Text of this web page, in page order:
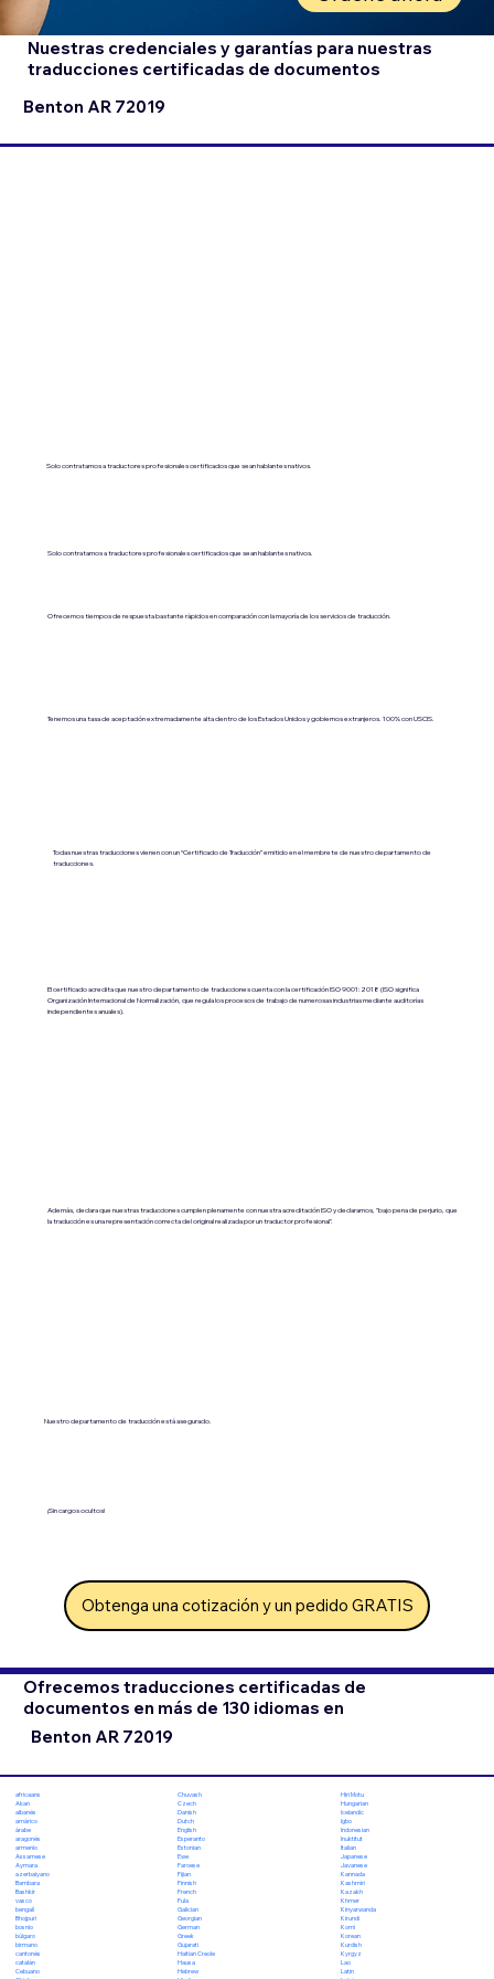
Nuestras credenciales y garantías para nuestras
traducciones certificadas de documentos
Benton AR 72019
Solo contratamos a traductores profesionales certificados que sean hablantes nativos.
Solo contratamos a traductores profesionales certificados que sean hablantes nativos.
Ofrecemos tiempos de respuesta bastante rápidos en comparación con la mayoría de los servicios de traducción.
Tenemos una tasa de aceptación extremadamente alta dentro de los Estados Unidos y gobiernos extranjeros. 100% con USCIS.
Todas nuestras traducciones vienen con un “Certificado de Traducción” emitido en el membrete de nuestro departamento de
traducciones.
El certificado acredita que nuestro departamento de traducciones cuenta con la certificación ISO 9001:2018 (ISO significa
Organización Internacional de Normalización, que regula los procesos de trabajo de numerosas industrias mediante auditorías
independientes anuales).
Además, declara que nuestras traducciones cumplen plenamente con nuestra acreditación ISO y declaramos, "bajo pena de perjurio, que
la traducción es una representación correcta del original realizada por un traductor profesional".
Nuestro departamento de traducción está asegurado.
¡Sin cargos ocultos!
Obtenga una cotización y un pedido GRATIS
Ofrecemos traducciones certificadas de
documentos en más de 130 idiomas en
Benton AR 72019
africaans
Akan
albanés
amárico
árabe
aragonés
armenio
Assamese
Aymara
azerbaiyano
Bambara
Bashkir
vasco
bengalí
Bhojpuri
bosnio
búlgaro
birmano
cantonés
catalán
Cebuano
Chuvash
Czech
Danish
Dutch
English
Esperanto
Estonian
Ewe
Faroese
Fijian
Finnish
French
Fula
Galician
Georgian
German
Greek
Gujarati
Haitian Creole
Hausa
Hebrew
Hiri Motu
Hungarian
Icelandic
Igbo
Indonesian
Inuktitut
Italian
Japanese
Javanese
Kannada
Kashmiri
Kazakh
Khmer
Kinyarwanda
Kirundi
Komi
Korean
Kurdish
Kyrgyz
Lao
Latin